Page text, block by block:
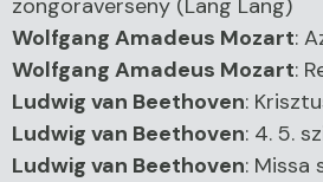
zongoraverseny (Lang Lang)
Wolfgang Amadeus Mozart:
Wolfgang Amadeus Mozart:
Ludwig van Beethoven:
Ludwig van Beethoven: 4. 5.
Ludwig van Beethoven: Missa